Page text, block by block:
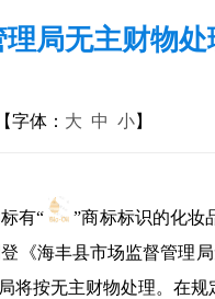
局无主财物
【字体： 大 中 小】
有“
”商标标识的化妆
《海丰县市场监督管理
按无主财物处理。在